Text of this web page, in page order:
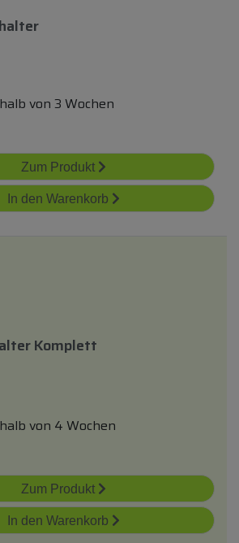
von 3 Wochen
Zum Produkt
In den Warenkorb
Komplett
von 4 Wochen
Zum Produkt
In den Warenkorb